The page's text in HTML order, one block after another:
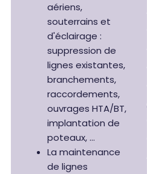
aériens,
souterrains et
d'éclairage :
suppression de
lignes existantes,
branchements,
raccordements,
ouvrages HTA/BT,
implantation de
poteaux, …
La maintenance
de lignes